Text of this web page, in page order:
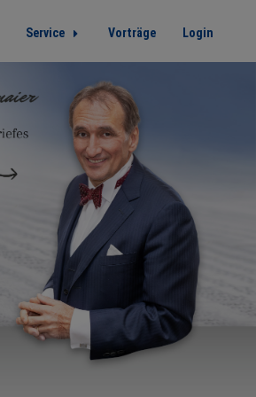
Service Vorträge Login